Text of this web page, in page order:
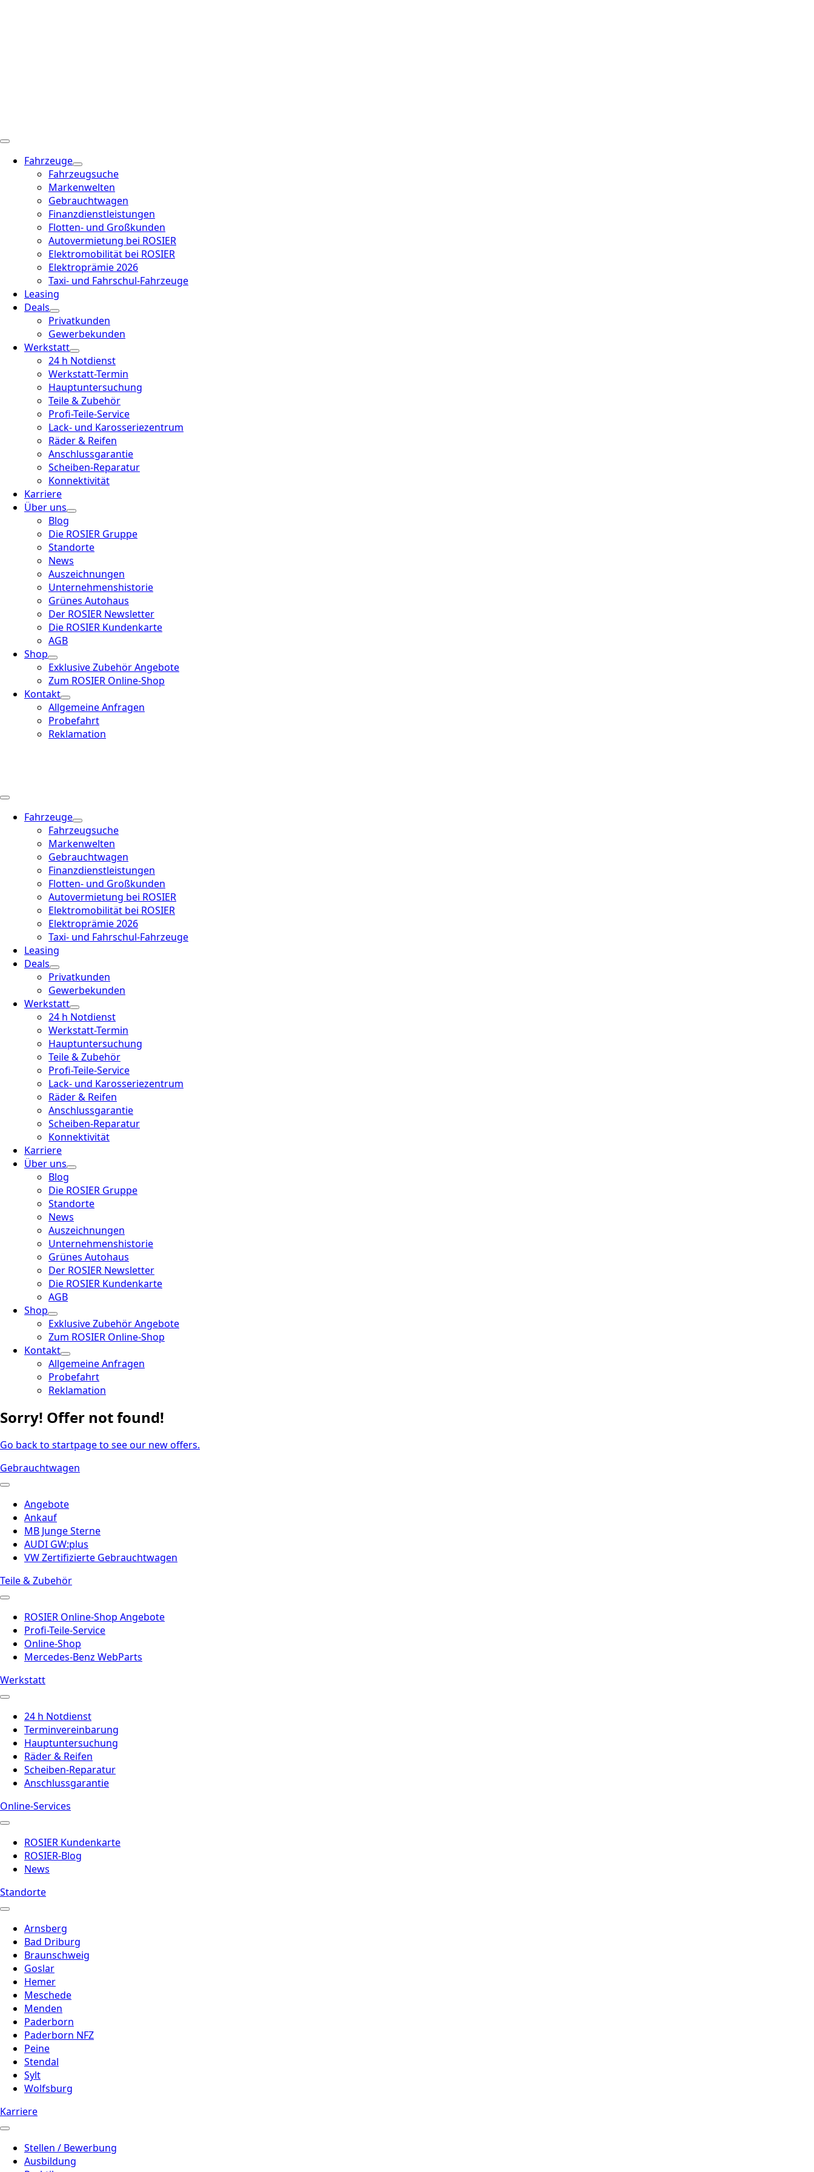
Fahrzeuge
Fahrzeugsuche
Markenwelten
Gebrauchtwagen
Finanzdienstleistungen
Flotten- und Großkunden
Autovermietung bei ROSIER
Elektromobilität bei ROSIER
Elektroprämie 2026
Taxi- und Fahrschul-Fahrzeuge
Leasing
Deals
Privatkunden
Gewerbekunden
Werkstatt
24 h Notdienst
Werkstatt-Termin
Hauptuntersuchung
Teile & Zubehör
Profi-Teile-Service
Lack- und Karosseriezentrum
Räder & Reifen
Anschlussgarantie
Scheiben-Reparatur
Konnektivität
Karriere
Über uns
Blog
Die ROSIER Gruppe
Standorte
News
Auszeichnungen
Unternehmenshistorie
Grünes Autohaus
Der ROSIER Newsletter
Die ROSIER Kundenkarte
AGB
Shop
Exklusive Zubehör Angebote
Zum ROSIER Online-Shop
Kontakt
Allgemeine Anfragen
Probefahrt
Reklamation
Fahrzeuge
Fahrzeugsuche
Markenwelten
Gebrauchtwagen
Finanzdienstleistungen
Flotten- und Großkunden
Autovermietung bei ROSIER
Elektromobilität bei ROSIER
Elektroprämie 2026
Taxi- und Fahrschul-Fahrzeuge
Leasing
Deals
Privatkunden
Gewerbekunden
Werkstatt
24 h Notdienst
Werkstatt-Termin
Hauptuntersuchung
Teile & Zubehör
Profi-Teile-Service
Lack- und Karosseriezentrum
Räder & Reifen
Anschlussgarantie
Scheiben-Reparatur
Konnektivität
Karriere
Über uns
Blog
Die ROSIER Gruppe
Standorte
News
Auszeichnungen
Unternehmenshistorie
Grünes Autohaus
Der ROSIER Newsletter
Die ROSIER Kundenkarte
AGB
Shop
Exklusive Zubehör Angebote
Zum ROSIER Online-Shop
Kontakt
Allgemeine Anfragen
Probefahrt
Reklamation
Sorry! Offer not found!
Go back to startpage to see our new offers.
Gebrauchtwagen
Angebote
Ankauf
MB Junge Sterne
AUDI GW:plus
VW Zertifizierte Gebrauchtwagen
Teile & Zubehör
ROSIER Online-Shop Angebote
Profi-Teile-Service
Online-Shop
Mercedes-Benz WebParts
Werkstatt
24 h Notdienst
Terminvereinbarung
Hauptuntersuchung
Räder & Reifen
Scheiben-Reparatur
Anschlussgarantie
Online-Services
ROSIER Kundenkarte
ROSIER-Blog
News
Standorte
Arnsberg
Bad Driburg
Braunschweig
Goslar
Hemer
Meschede
Menden
Paderborn
Paderborn NFZ
Peine
Stendal
Sylt
Wolfsburg
Karriere
Stellen / Bewerbung
Ausbildung